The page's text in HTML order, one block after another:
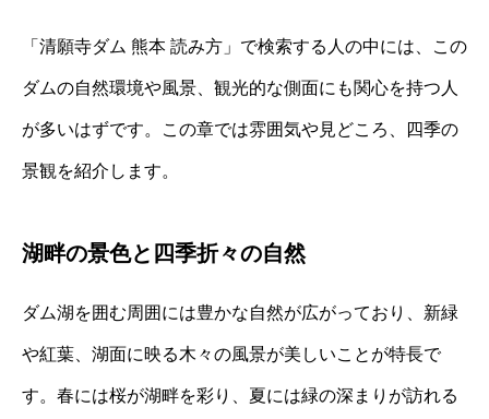
「清願寺ダム 熊本 読み方」で検索する人の中には、この
ダムの自然環境や風景、観光的な側面にも関心を持つ人
が多いはずです。この章では雰囲気や見どころ、四季の
景観を紹介します。
湖畔の景色と四季折々の自然
ダム湖を囲む周囲には豊かな自然が広がっており、新緑
や紅葉、湖面に映る木々の風景が美しいことが特長で
す。春には桜が湖畔を彩り、夏には緑の深まりが訪れる